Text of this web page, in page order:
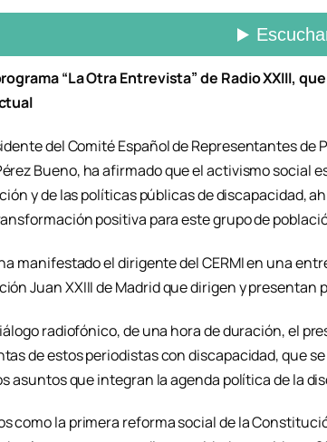
“La Otra Entrevista” de Radio XXIII,
del Comité Español de Representantes de
Bueno, ha afirmado que el activismo social
y de las políticas públicas de discapacidad,
positiva para este grupo de
manifestado el dirigente del CERMI en una
Juan XXIII de Madrid que dirigen y
radiofónico, de una hora de duración, el
de estos periodistas con discapacidad, que
asuntos que integran la agenda política de la
como la primera reforma social de la